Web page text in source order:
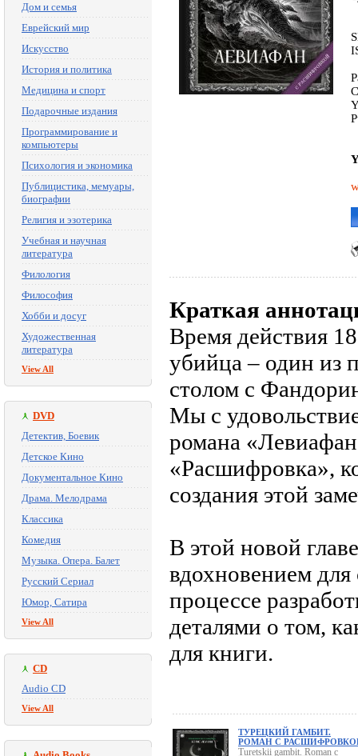
Дом и семья
Еврейский мир
Искусство
История и политика
Медицина и спорт
Подарочные издания
Программирование и
компьютеры
Психология и экономика
Публицистика, мемуары,
биографии
Религия и эзотерика
Учебная и научная
литература
Филология
Философия
Хобби и досуг
Художественная
литература
View All
DVD
Детектив, Боевик
Детское Кино
Документальное Кино
Драма. Мелодрама
Классика
Комедия
Музыка. Опера. Балет
Русский Сериал
Юмор, Сатира
View All
CD
Audio CD
View All
Краткая
Время действия
убийца – один из
столом с
Мы с
романа
«Расшифровка»,
создания этой
В этой новой
вдохновением
процессе
деталями о том,
для книги.
ТУРЕЦКИЙ ГАМБИТ.
РОМАН С
Turetskii gambit. Roman c